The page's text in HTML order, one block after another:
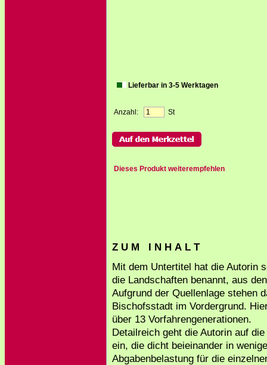
Lieferbar in 3-5 Werktagen
Anzahl: St
Dieses Produkt weiterempfehlen
Z U M I N H A L T
Mit dem Untertitel hat die Autorin
die Landschaften benannt, aus
Aufgrund der Quellenlage stehen
Bischofsstadt im Vordergrund.
über 13 Vorfahrengenerationen.
Detailreich geht die Autorin auf
ein, die dicht beieinander in
Abgabenbelastung für die